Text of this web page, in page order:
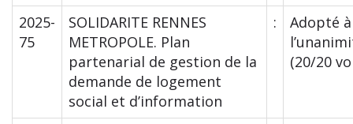
2025-
75
SOLIDARITE RENNES
METROPOLE. Plan
partenarial de gestion de la
demande de logement
social et d’information
:
Adopté à
(20/20